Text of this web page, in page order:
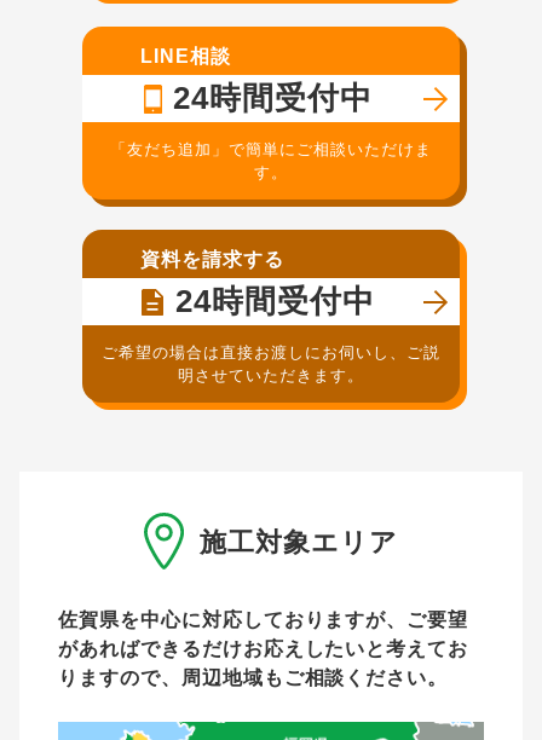
LINE相談
24時間受付中
「友だち追加」で簡単にご相談いただけま
す。
資料を請求する
24時間受付中
ご希望の場合は直接お渡しにお伺いし、ご説
明させていただきます。
施工対象エリア
佐賀県を中心に対応しておりますが、ご要望
があればできるだけお応えしたいと考えてお
りますので、周辺地域もご相談ください。